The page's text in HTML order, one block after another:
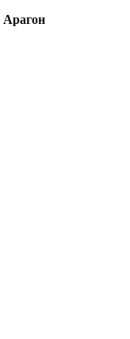
Арагон